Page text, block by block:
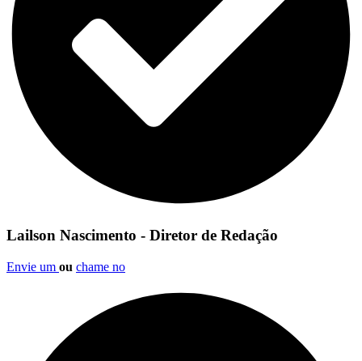
Lailson Nascimento - Diretor de Redação
Envie um ou chame no